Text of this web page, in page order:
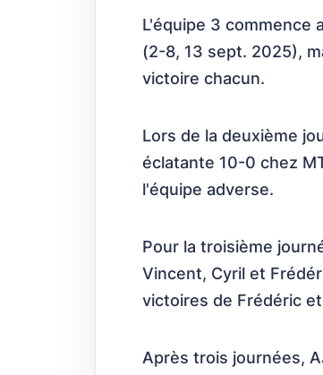
L'équipe 3 commence
(2-8, 13 sept. 2025),
victoire chacun.
Lors de la deuxième
éclatante 10-0 chez
l'équipe adverse.
Pour la troisième
Vincent, Cyril et
victoires de Frédéric
Après trois journées,